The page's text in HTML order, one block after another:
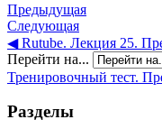
Предыдущая
Следующая
◀︎ Rutube. Лекция 25.
Перейти на...
Тренировочный тест.
Разделы